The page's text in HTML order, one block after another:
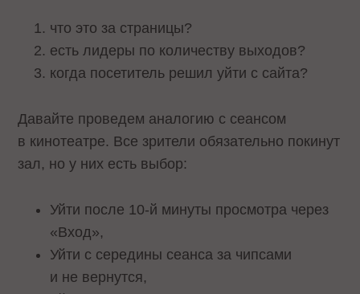
что это за страницы?
есть лидеры по количеству выходов?
когда посетитель решил уйти с сайта?
Давайте проведем аналогию с сеансом
в кинотеатре. Все зрители обязательно покинут
зал, но у них есть выбор:
Уйти после 10-й минуты просмотра через
«Вход»,
Уйти с середины сеанса за чипсами
и не вернутся,